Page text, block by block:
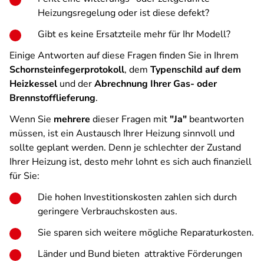
Heizungsregelung oder ist diese defekt?
Gibt es keine Ersatzteile mehr für Ihr Modell?
Einige Antworten auf diese Fragen finden Sie in Ihrem
Schornsteinfegerprotokoll, dem Typenschild auf dem
Heizkessel und derAbrechnung Ihrer Gas- oder
Brennstofflieferung.
Wenn Sie mehrere dieser Fragen mit"Ja" beantworten
müssen, ist ein Austausch Ihrer Heizung sinnvoll und
sollte geplant werden. Denn je schlechter der Zustand
Ihrer Heizung ist, desto mehr lohnt es sich auch finanziell
für Sie:
Die hohen Investitionskosten zahlen sich durch
geringere Verbrauchskosten aus.
Sie sparen sich weitere mögliche Reparaturkosten.
Länder und Bund bieten attraktive Förderungen